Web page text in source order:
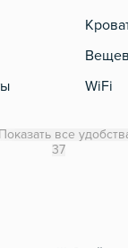
WiFi
Показать все
37